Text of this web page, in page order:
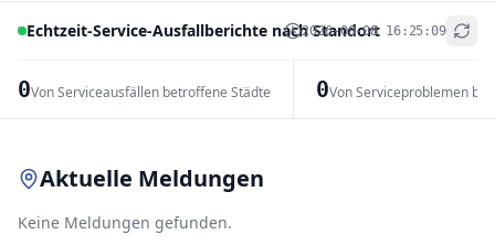
Echtzeit-Service-Ausfallberichte nach Standort
2026-08-08 16:25:09
0Von Serviceausfällen betroffene Städte 0Von Serviceproblemen
+
Aktuelle Meldungen
Keine Meldungen gefunden.